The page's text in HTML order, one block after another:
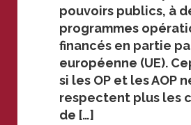
pouvoirs publics, à
programmes
financés en partie
européenne (UE).
si les OP et les AOP
respectent plus les
de […]